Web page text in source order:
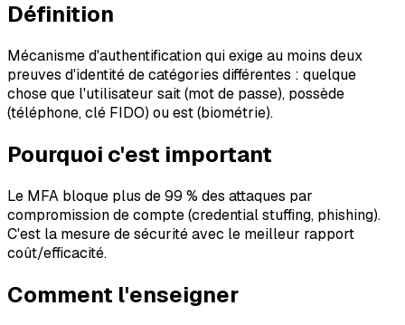
Définition
Mécanisme d'authentification qui exige au moins deux
preuves d'identité de catégories différentes : quelque
chose que l'utilisateur sait (mot de passe), possède
(téléphone, clé FIDO) ou est (biométrie).
Pourquoi c'est important
Le MFA bloque plus de 99 % des attaques par
compromission de compte (credential stuffing, phishing).
C'est la mesure de sécurité avec le meilleur rapport
coût/efficacité.
Comment l'enseigner